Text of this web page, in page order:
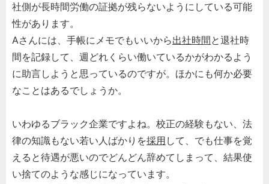
社側が長時間労働の証拠が残らないようにしている可能
性があります。
Aさんには、手帳にメモでもいいから出社時間と退社時
間を記録して、週どれくらい働いているかがわかるよう
に助言しようと思っているのですが。ほかにも何か必要
なことはあるでしょうか。
いわゆるブラック企業ですよね。校正の経験もない、法
律の知識もない若い人ばかりを採用 して、でも仕事を覚
えると待遇が悪いのでどんどん辞めてしまって、結果使
い捨てのような感じになっています。